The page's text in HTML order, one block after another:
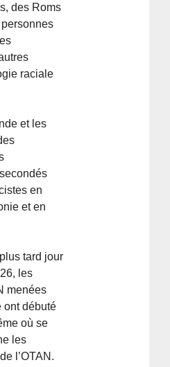
des Roms
raciale
et les
en
et en
tard jour
les
menées
ont débuté
où se
les
l’OTAN.